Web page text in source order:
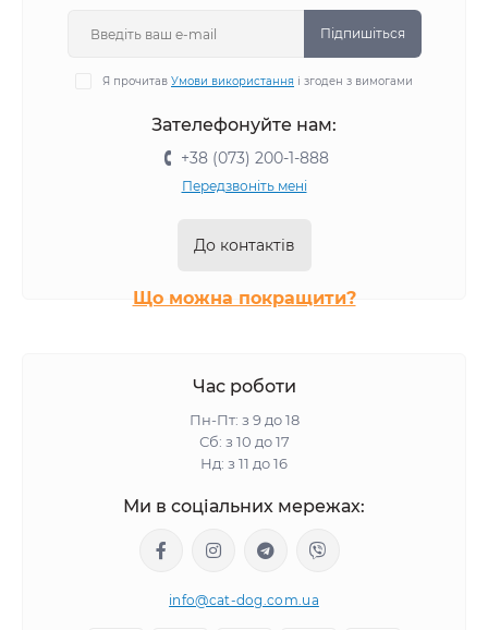
Підпишіться
Я прочитав Умови використання і згоден з вимогами
Зателефонуйте нам:
+38 (073) 200-1-888
Передзвоніть мені
До контактів
Що можна покращити?
Час роботи
Пн-Пт: з 9 до 18
Сб: з 10 до 17
Нд: з 11 до 16
Ми в соціальних мережах:
info@cat-dog.com.ua